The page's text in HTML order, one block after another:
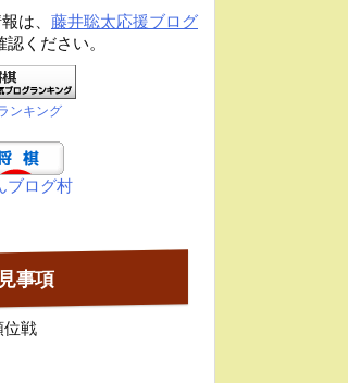
は、 藤井聡太応援ブログ
ください。
ンキング
ブログ村
事項
位戦